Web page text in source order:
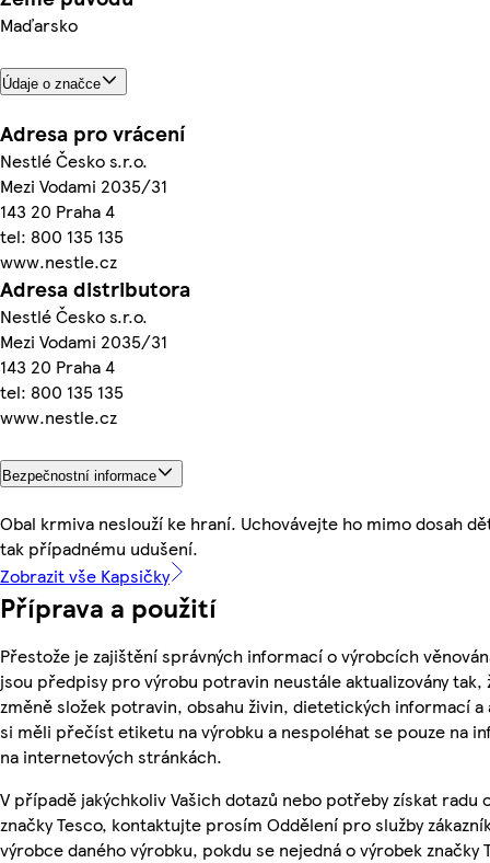
Maďarsko
Údaje o značce
Adresa pro vrácení
Nestlé Česko s.r.o.
Mezi Vodami 2035/31
143 20 Praha 4
tel: 800 135 135
www.nestle.cz
Adresa distributora
Nestlé Česko s.r.o.
Mezi Vodami 2035/31
143 20 Praha 4
tel: 800 135 135
www.nestle.cz
Bezpečnostní informace
Obal krmiva neslouží ke hraní. Uchovávejte ho mimo dosah
tak případnému udušení.
Zobrazit vše Kapsičky
Příprava a použití
Přestože je zajištění správných informací o výrobcích
jsou předpisy pro výrobu potravin neustále aktualizovány tak,
změně složek potravin, obsahu živin, dietetických informací a
si měli přečíst etiketu na výrobku a nespoléhat se pouze na
na internetových stránkách.
V případě jakýchkoliv Vašich dotazů nebo potřeby získat radu
značky Tesco, kontaktujte prosím Oddělení pro služby
výrobce daného výrobku, pokdu se nejedná o výrobek značky